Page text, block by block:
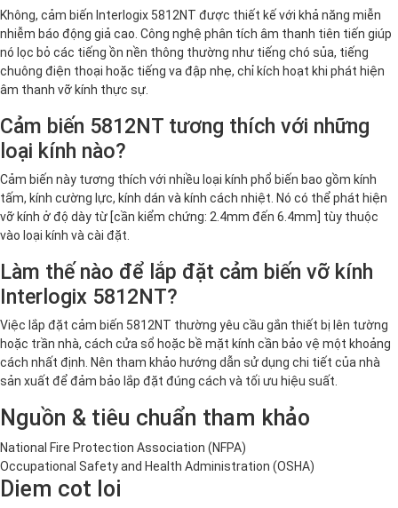
Không, cảm biến Interlogix 5812NT được thiết kế với khả năng miễn
nhiễm báo động giả cao. Công nghệ phân tích âm thanh tiên tiến giúp
nó lọc bỏ các tiếng ồn nền thông thường như tiếng chó sủa, tiếng
chuông điện thoại hoặc tiếng va đập nhẹ, chỉ kích hoạt khi phát hiện
âm thanh vỡ kính thực sự.
Cảm biến 5812NT tương thích với những
loại kính nào?
Cảm biến này tương thích với nhiều loại kính phổ biến bao gồm kính
tấm, kính cường lực, kính dán và kính cách nhiệt. Nó có thể phát hiện
vỡ kính ở độ dày từ [cần kiểm chứng: 2.4mm đến 6.4mm] tùy thuộc
vào loại kính và cài đặt.
Làm thế nào để lắp đặt cảm biến vỡ kính
Interlogix 5812NT?
Việc lắp đặt cảm biến 5812NT thường yêu cầu gắn thiết bị lên tường
hoặc trần nhà, cách cửa sổ hoặc bề mặt kính cần bảo vệ một khoảng
cách nhất định. Nên tham khảo hướng dẫn sử dụng chi tiết của nhà
sản xuất để đảm bảo lắp đặt đúng cách và tối ưu hiệu suất.
Nguồn & tiêu chuẩn tham khảo
National Fire Protection Association (NFPA)
Occupational Safety and Health Administration (OSHA)
Diem cot loi